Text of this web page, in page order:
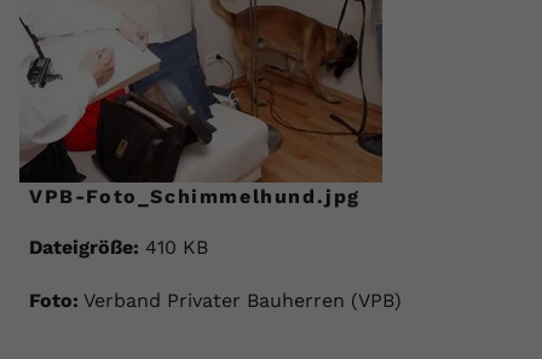
VPB-Foto_Schimmelhund.jpg
Dateigröße: 410 KB
Foto: Verband Privater Bauherren (VPB)